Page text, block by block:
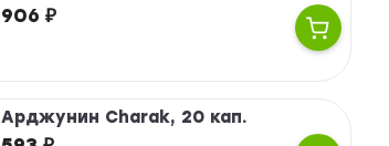
906 ₽
Арджунин Charak, 20 кап.